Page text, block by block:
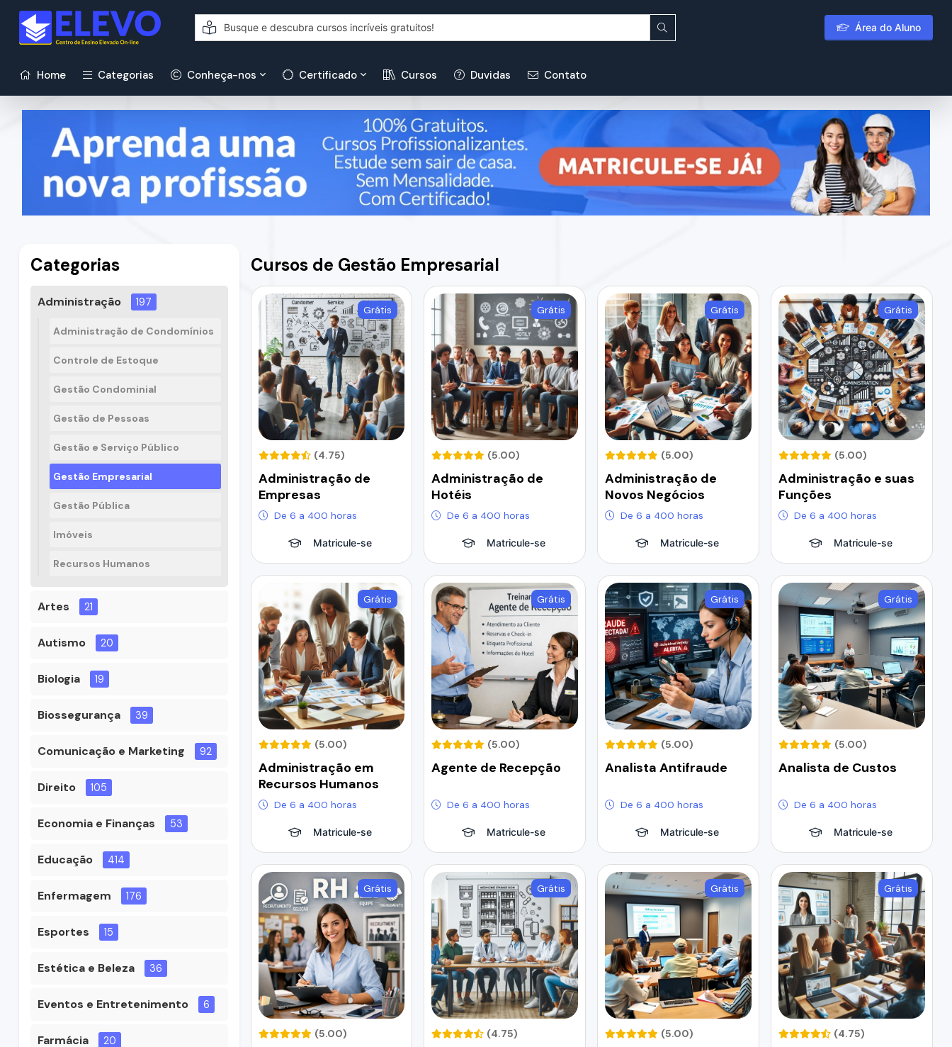
Área do Aluno
Home Categorias Conheça-nos Certificado Cursos Duvidas Contato
Categorias
Administração 197
Administração de Condomínios
Controle de Estoque
Gestão Condominial
Gestão de Pessoas
Gestão e Serviço Público
Gestão Empresarial
Gestão Pública
Imóveis
Recursos Humanos
Artes 21
Autismo 20
Biologia 19
Biossegurança 39
Comunicação e Marketing 92
Direito 105
Economia e Finanças 53
Educação 414
Enfermagem 176
Esportes 15
Estética e Beleza 36
Eventos e Entretenimento 6
Farmácia 20
Cursos de Gestão Empresarial
Grátis
(4.75)
Administração de
Empresas
De 6 a 400 horas
Matricule-se
Grátis
(5.00)
Administração de
Hotéis
De 6 a 400 horas
Matricule-se
Grátis
(5.00)
Administração de
Novos Negócios
De 6 a 400 horas
Matricule-se
Grátis
(5.00)
Administração e suas
Funções
De 6 a 400 horas
Matricule-se
Grátis
(5.00)
Administração em
Recursos Humanos
De 6 a 400 horas
Matricule-se
Grátis
(5.00)
Agente de Recepção
De 6 a 400 horas
Matricule-se
Grátis
(5.00)
Analista Antifraude
De 6 a 400 horas
Matricule-se
Grátis
(5.00)
Analista de Custos
De 6 a 400 horas
Matricule-se
Grátis
(5.00)
Grátis
(4.75)
Grátis
(5.00)
Grátis
(4.75)